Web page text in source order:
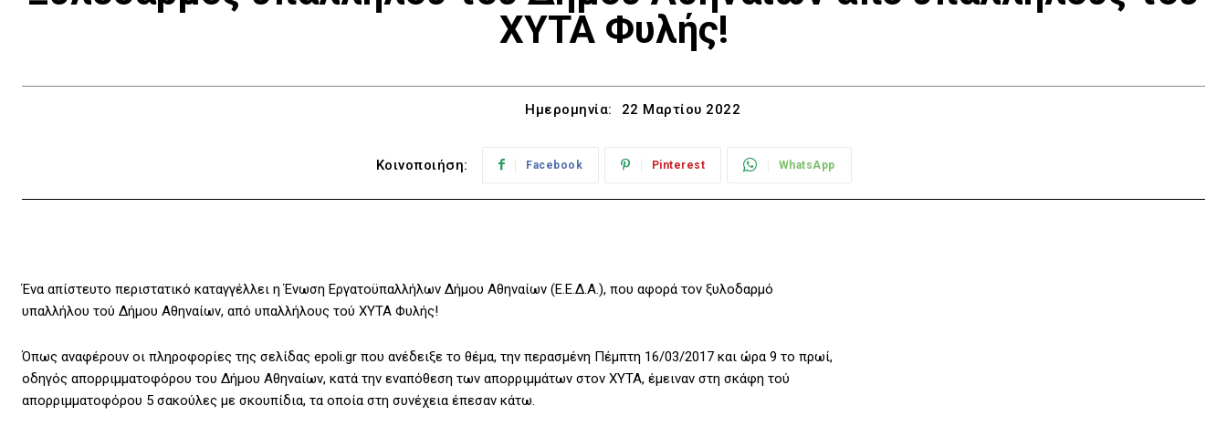
ΧΥΤΑ Φυλής!
Ημερομηνία: 22 Μαρτίου 2022
Κοινοποιήση: Facebook Pinterest WhatsApp
Ένα απίστευτο περιστατικό καταγγέλλει η Ένωση Εργατοϋπαλλήλων Δήμου Αθηναίων (Ε.Ε.Δ.Α.), που αφορά τον ξυλοδαρμό
υπαλλήλου τού Δήμου Αθηναίων, από υπαλλήλους τού ΧΥΤΑ Φυλής!
Όπως αναφέρουν οι πληροφορίες της σελίδας epoli.gr που ανέδειξε το θέμα, την περασμένη Πέμπτη 16/03/2017 και ώρα 9 το πρωί,
οδηγός απορριμματοφόρου του Δήμου Αθηναίων, κατά την εναπόθεση των απορριμμάτων στον ΧΥΤΑ, έμειναν στη σκάφη τού
απορριμματοφόρου 5 σακούλες με σκουπίδια, τα οποία στη συνέχεια έπεσαν κάτω.